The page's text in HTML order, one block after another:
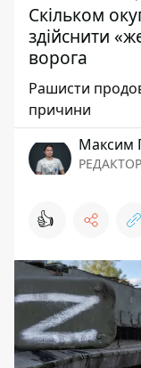
Скільком
здійснити
ворога
Рашисти
причини
Максим
РЕДАКТОР
👍